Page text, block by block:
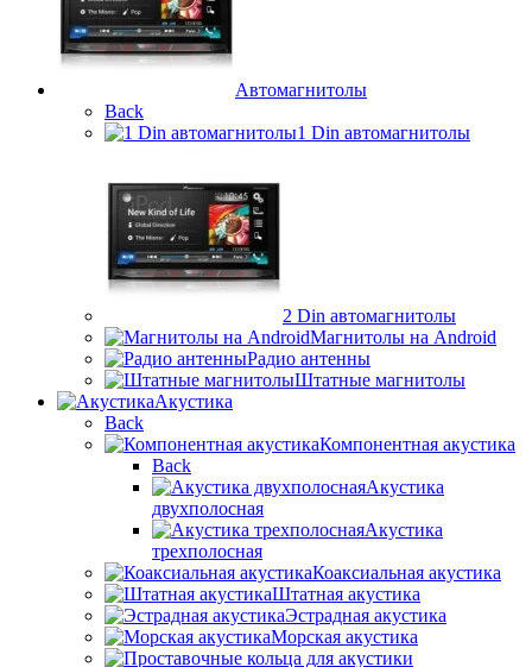
Автомагнитолы
Back
1 Din автомагнитолы
2 Din автомагнитолы
Магнитолы на Android
Радио антенны
Штатные магнитолы
Акустика
Back
Компонентная акустика
Back
Акустика
двухполосная
Акустика
трехполосная
Коаксиальная акустика
Штатная акустика
Эстрадная акустика
Морская акустика